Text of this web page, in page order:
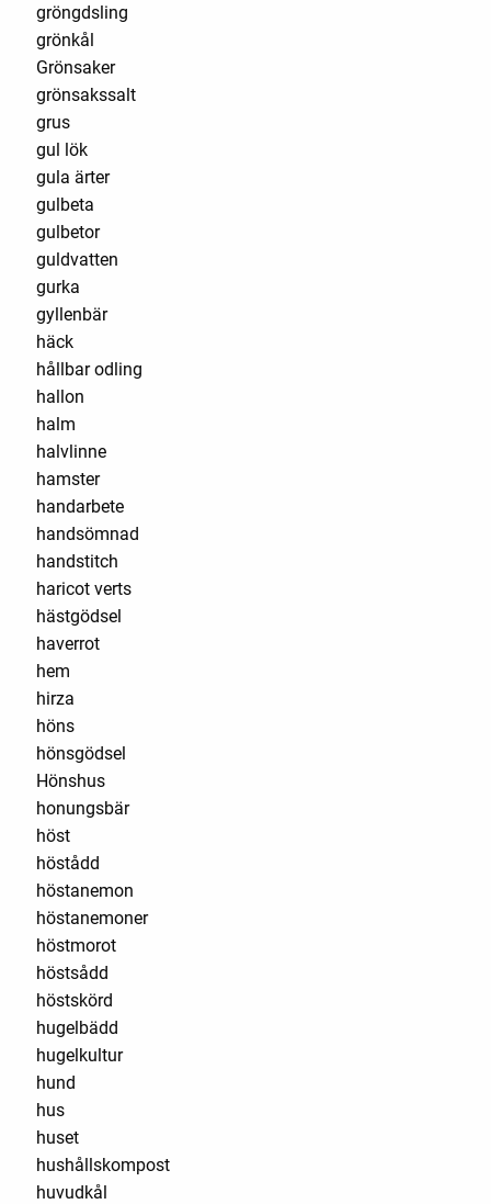
gröngdsling
grönkål
Grönsaker
grönsakssalt
grus
gul lök
gula ärter
gulbeta
gulbetor
guldvatten
gurka
gyllenbär
häck
hållbar odling
hallon
halm
halvlinne
hamster
handarbete
handsömnad
handstitch
haricot verts
hästgödsel
haverrot
hem
hirza
höns
hönsgödsel
Hönshus
honungsbär
höst
höstådd
höstanemon
höstanemoner
höstmorot
höstsådd
höstskörd
hugelbädd
hugelkultur
hund
hus
huset
hushållskompost
huvudkål